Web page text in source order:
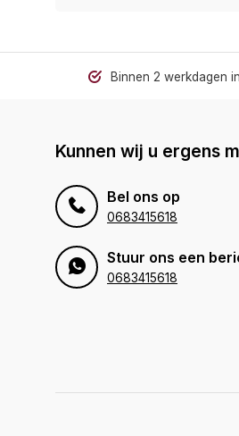
Binnen 2 werkdagen
Kunnen wij u ergens
Bel ons op
0683415618
Stuur ons een
0683415618